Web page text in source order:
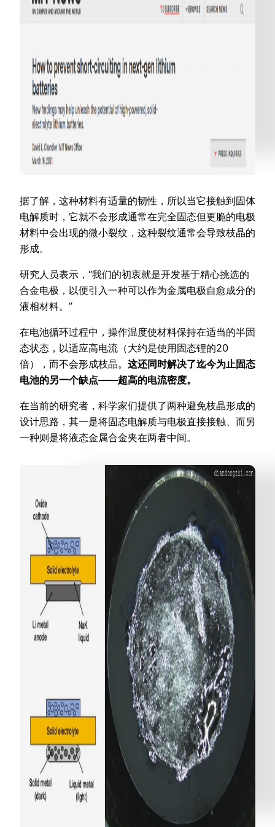
据了解，这种材料有适量的韧性，所以当它接触到固体
电解质时，它就不会形成通常在完全固态但更脆的电极
材料中会出现的微小裂纹，这种裂纹通常会导致枝晶的
形成。
研究人员表示，“我们的初衷就是开发基于精心挑选的
合金电极，以便引入一种可以作为金属电极自愈成分的
液相材料。”
在电池循环过程中，操作温度使材料保持在适当的半固
态状态，以适应高电流（大约是使用固态锂的20
倍），而不会形成枝晶。 这还同时解决了迄今为止固态
电池的另一个缺点——超高的电流密度。
在当前的研究者，科学家们提供了两种避免枝晶形成的
设计思路，其一是将固态电解质与电极直接接触、而另
一种则是将液态金属合金夹在两者中间。